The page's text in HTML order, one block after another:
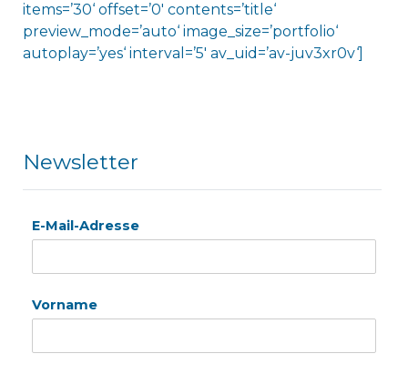
items=’30‘ offset=’0′ contents=’title‘
preview_mode=’auto‘ image_size=’portfolio‘
autoplay=’yes‘ interval=’5′ av_uid=’av-juv3xr0v‘]
Newsletter
E-Mail-Adresse
Vorname